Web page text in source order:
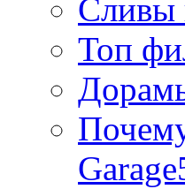
Сливы
Топ